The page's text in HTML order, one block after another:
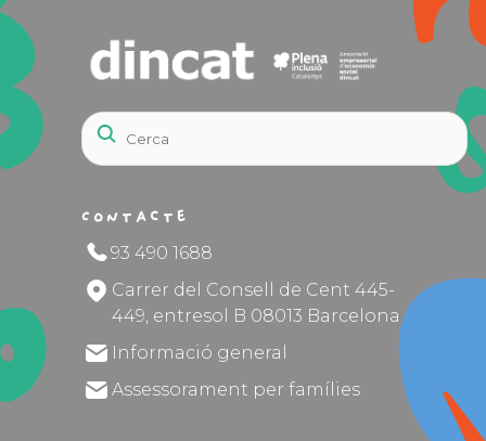
Contacte
93 490 1688
Carrer del Consell de Cent 445-
449, entresol B 08013 Barcelona
Informació general
Assessorament per famílies